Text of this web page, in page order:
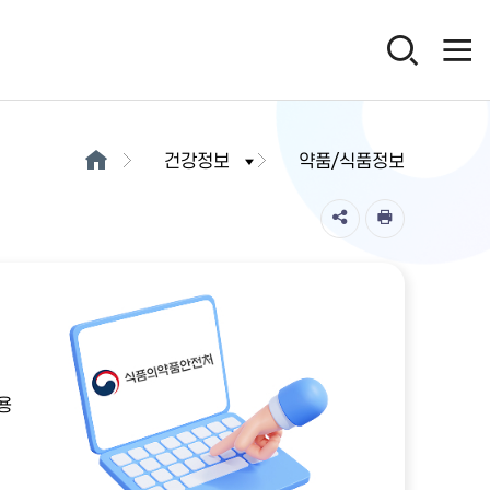
건강정보 약품/식품정보